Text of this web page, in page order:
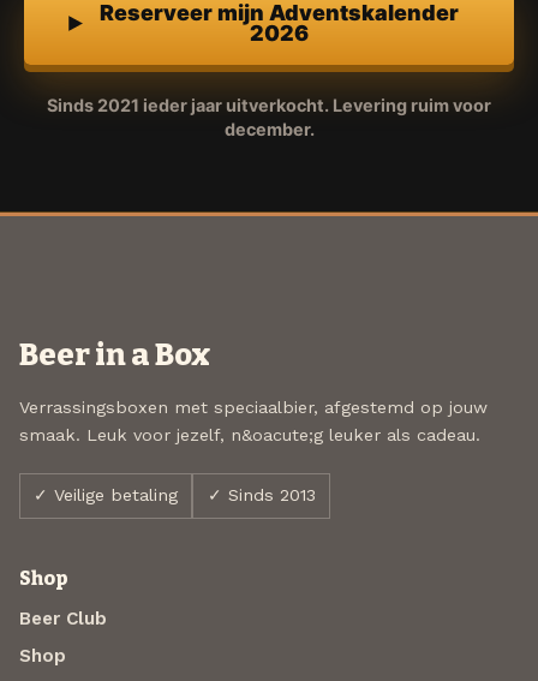
Reserveer mijn Adventskalender
2026
Sinds 2021 ieder jaar uitverkocht. Levering ruim voor
december.
Beer in a Box
Verrassingsboxen met speciaalbier, afgestemd op jouw
smaak. Leuk voor jezelf, n&oacute;g leuker als cadeau.
✓ Veilige betaling ✓ Sinds 2013
Shop
Beer Club
Shop